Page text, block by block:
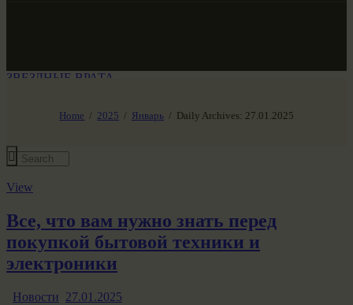
Home 2025 Январь Daily Archives: 27.01.2025
ЗВЕЗДНЫЕ ВРАТА
SG-6
View
Все, что вам нужно знать перед
покупкой бытовой техники и
электроники
Новости 27.01.2025